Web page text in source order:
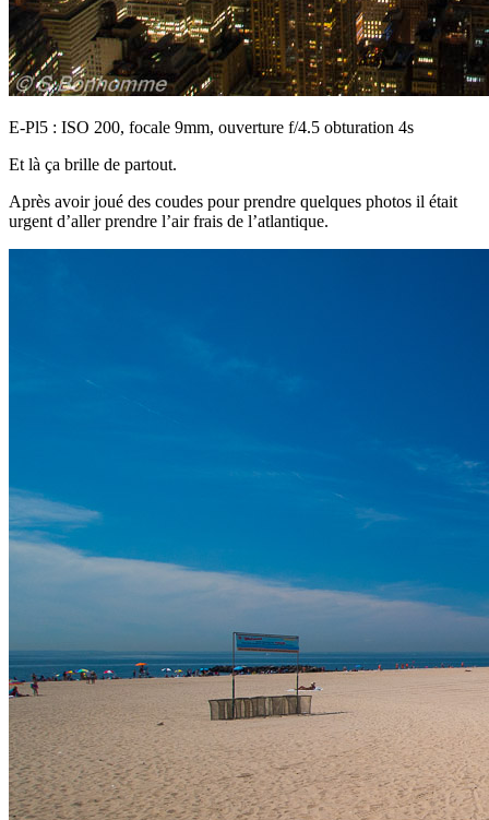
E-Pl5 : ISO 200, focale 9mm, ouverture f/4.5 obturation 4s
Et là ça brille de partout.
Après avoir joué des coudes pour prendre quelques photos il était
urgent d’aller prendre l’air frais de l’atlantique.